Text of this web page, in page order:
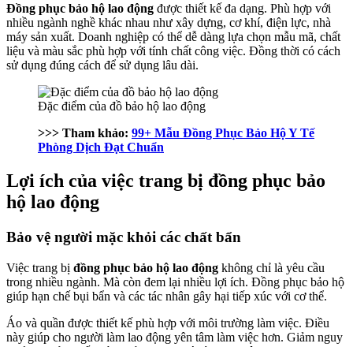
Đồng phục bảo hộ lao động được thiết kế đa dạng. Phù hợp với
nhiều ngành nghề khác nhau như xây dựng, cơ khí, điện lực, nhà
máy sản xuất. Doanh nghiệp có thể dễ dàng lựa chọn mẫu mã, chất
liệu và màu sắc phù hợp với tính chất công việc. Đồng thời có cách
sử dụng đúng cách để sử dụng lâu dài.
Đặc điểm của đồ bảo hộ lao động
>>> Tham khảo: 99+ Mẫu Đồng Phục Bảo Hộ Y Tế
Phòng Dịch Đạt Chuẩn
Lợi ích của việc trang bị đồng phục bảo
hộ lao động
Bảo vệ người mặc khỏi các chất bẩn
Việc trang bị đồng phục bảo hộ lao động không chỉ là yêu cầu
trong nhiều ngành. Mà còn đem lại nhiều lợi ích. Đồng phục bảo hộ
giúp hạn chế bụi bẩn và các tác nhân gây hại tiếp xúc với cơ thể.
Áo và quần được thiết kế phù hợp với môi trường làm việc. Điều
này giúp cho người làm lao động yên tâm làm việc hơn. Giảm nguy